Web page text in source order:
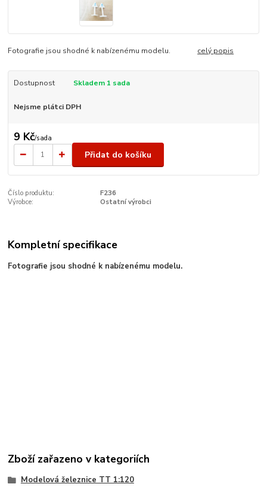
Fotografie jsou shodné k nabízenému modelu. celý popis
Dostupnost Skladem 1 sada
Nejsme plátci DPH
9 Kč/sada
Přidat do košíku
Číslo produktu:
F236
Výrobce:
Ostatní výrobci
Kompletní specifikace
Fotografie jsou shodné k nabízenému modelu.
Zboží zařazeno v kategoriích
Modelová železnice TT 1:120